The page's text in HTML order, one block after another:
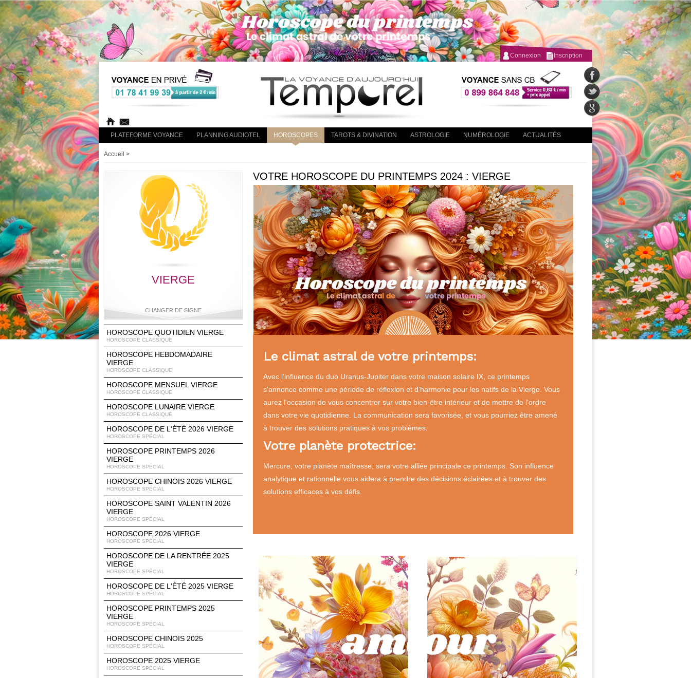
Connexion Inscription
PLATEFORME VOYANCE PLANNING AUDIOTEL HOROSCOPES TAROTS & DIVINATION ASTROLOGIE NUMÉROLOGIE ACTUALITÉS
Accueil >
VIERGE
CHANGER DE SIGNE
Bélier Taureau Gémeaux Cancer
Lion Vierge Balance Scorpion
Sagittaire Capricorne Verseau Poissons
HOROSCOPE QUOTIDIEN VIERGE
HOROSCOPE CLASSIQUE
HOROSCOPE HEBDOMADAIRE
VIERGE
HOROSCOPE CLASSIQUE
HOROSCOPE MENSUEL VIERGE
HOROSCOPE CLASSIQUE
HOROSCOPE LUNAIRE VIERGE
HOROSCOPE CLASSIQUE
HOROSCOPE DE L'ÉTÉ 2026 VIERGE
HOROSCOPE SPÉCIAL
HOROSCOPE PRINTEMPS 2026
VIERGE
HOROSCOPE SPÉCIAL
HOROSCOPE CHINOIS 2026 VIERGE
HOROSCOPE SPÉCIAL
HOROSCOPE SAINT VALENTIN 2026
VIERGE
HOROSCOPE SPÉCIAL
HOROSCOPE 2026 VIERGE
HOROSCOPE SPÉCIAL
HOROSCOPE DE LA RENTRÉE 2025
VIERGE
HOROSCOPE SPÉCIAL
HOROSCOPE DE L'ÉTÉ 2025 VIERGE
HOROSCOPE SPÉCIAL
HOROSCOPE PRINTEMPS 2025
VIERGE
HOROSCOPE SPÉCIAL
HOROSCOPE CHINOIS 2025
HOROSCOPE SPÉCIAL
HOROSCOPE 2025 VIERGE
HOROSCOPE SPÉCIAL
VOTRE HOROSCOPE DU PRINTEMPS 2024 : VIERGE
Le climat astral de votre printemps:
Avec l'influence du duo Uranus-Jupiter dans votre maison solaire IX, ce printemps
s'annonce comme une période de réflexion et d'harmonie pour les natifs de la Vierge. Vous
aurez l'occasion de vous concentrer sur votre bien-être intérieur et de mettre de l'ordre
dans votre vie quotidienne. La communication sera favorisée, et vous pourriez être amené
à trouver des solutions pratiques à vos problèmes.
Votre planète protectrice:
Mercure, votre planète maîtresse, sera votre alliée principale ce printemps. Son influence
analytique et rationnelle vous aidera à prendre des décisions éclairées et à trouver des
solutions efficaces à vos défis.